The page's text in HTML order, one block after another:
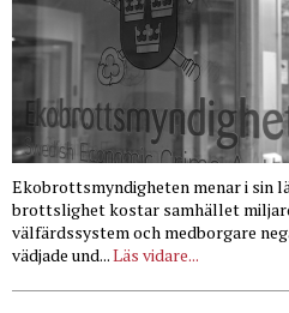
Ekobrottsmyndigheten menar i sin
brottslighet kostar samhället
välfärdssystem och medborgare
vädjade und...Läs vidare...